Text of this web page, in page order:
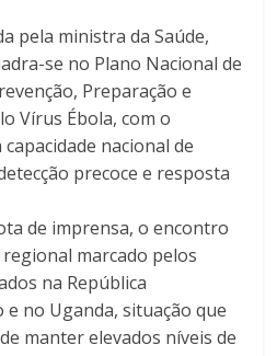
pela ministra da Saúde,
se no Plano Nacional de
Preparação e
Vírus Ébola, com o
nacional de
precoce e resposta
de imprensa, o encontro
marcado pelos
na República
e no Uganda, situação que
manter elevados níveis de